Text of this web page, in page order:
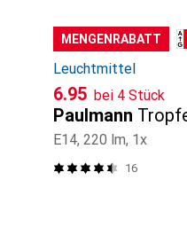
MENGENRABATT
Leuchtmittel
CHF
6.95 bei 4 Stück
Paulmann
E14, 220 lm, 1x
16